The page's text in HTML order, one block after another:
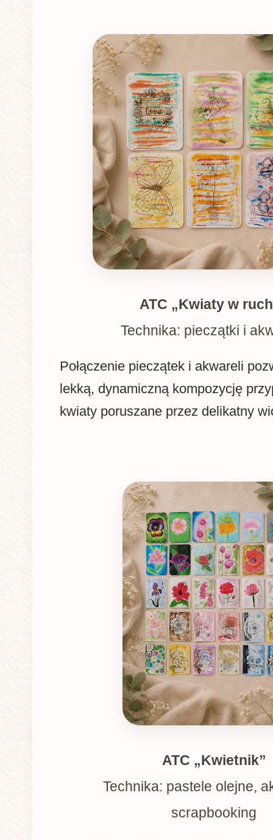
ATC „Kwiaty w
Technika: pieczątki i
Połączenie pieczątek i akwareli
lekką, dynamiczną kompozycję
kwiaty poruszane przez delikatny
ATC „Kwietnik”
Technika: pastele olejne,
scrapbooking